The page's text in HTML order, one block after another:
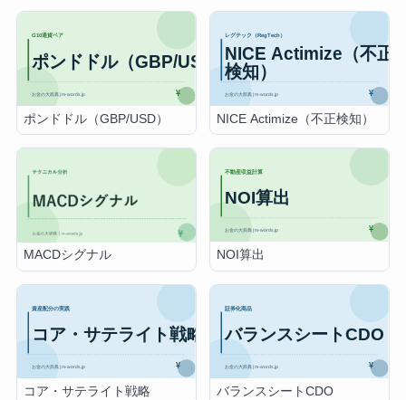
ポンドドル（GBP/USD） NICE Actimize（不正検知）
MACDシグナル NOI算出
コア・サテライト戦略 バランスシートCDO